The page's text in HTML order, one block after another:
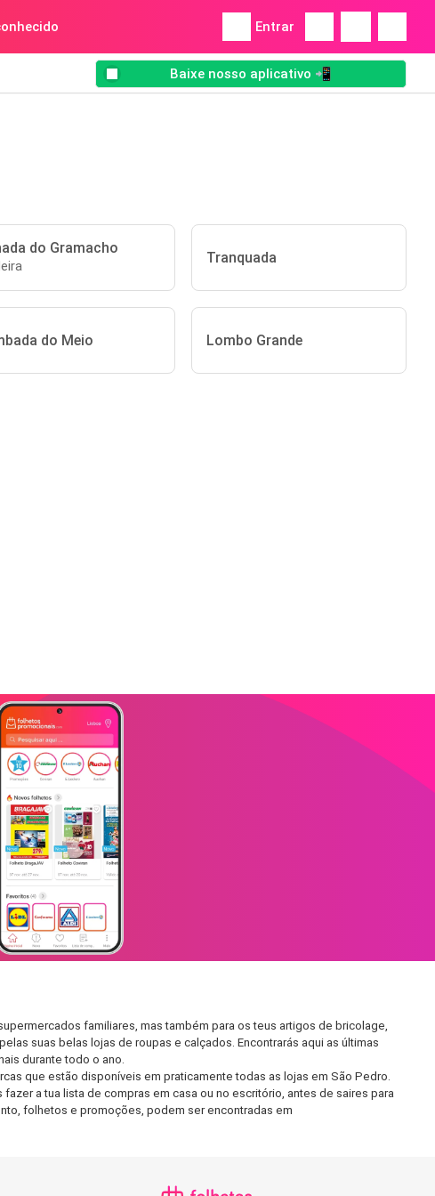
Entrar
Baixe nosso aplicativo 📲
do Gramacho
Tranquada
do Meio Lombo Grande
familiares, mas também para os teus artigos de bricolage,
suas belas lojas de roupas e calçados. Encontrarás aqui as últimas
durante todo o ano.
que estão disponíveis em praticamente todas as lojas em São Pedro.
a tua lista de compras em casa ou no escritório, antes de saires para
folhetos e promoções, podem ser encontradas em